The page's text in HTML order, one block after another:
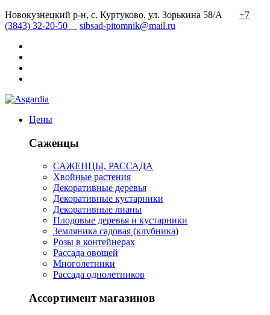
Новокузнецкий р-н, с. Куртуково, ул. Зорькина 58/А
+7
(3843) 32-20-50
sibsad-pitomnik@mail.ru
Цены
Саженцы
САЖЕНЦЫ, РАССАДА
Хвойные растения
Декоративные деревья
Декоративные кустарники
Декоративные лианы
Плодовые деревья и кустарники
Земляника садовая (клубника)
Розы в контейнерах
Рассада овощей
Многолетники
Рассада однолетников
Ассортимент магазинов